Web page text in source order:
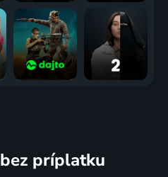
bez príplatku